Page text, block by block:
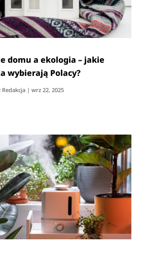
domu a ekologia – jakie
wybierają Polacy?
Redakcja |wrz 22, 2025